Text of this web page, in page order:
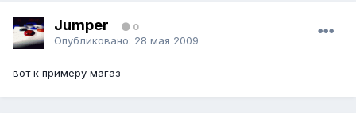
Jumper 0
Опубликовано: 28 мая 2009
вот к примеру магаз